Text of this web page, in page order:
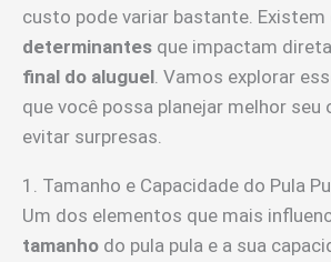
custo pode variar bastante. Existem
determinantes que impactam
final do aluguel . Vamos explorar
que você possa planejar melhor seu
evitar surpresas.
1. Tamanho e Capacidade do Pula
Um dos elementos que mais
tamanho do pula pula e a sua